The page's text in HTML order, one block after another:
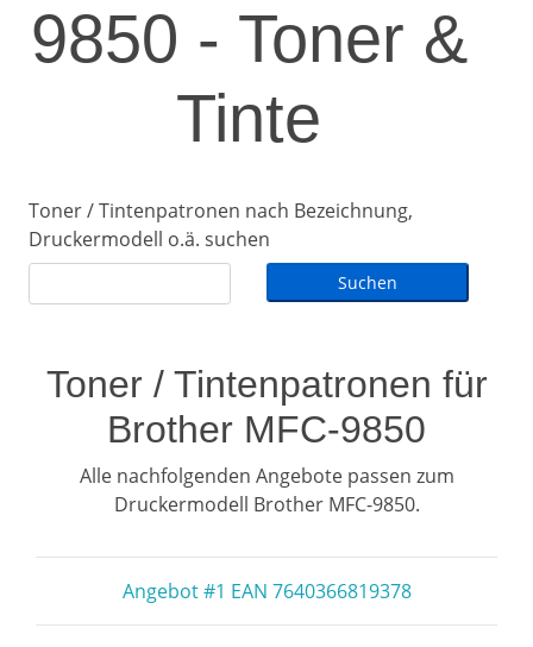
9850 - Toner &
Tinte
Toner / Tintenpatronen nach Bezeichnung,
Druckermodell o.ä. suchen
Toner / Tintenpatronen für
Brother MFC-9850
Alle nachfolgenden Angebote passen zum
Druckermodell Brother MFC-9850.
Angebot #1 EAN 7640366819378